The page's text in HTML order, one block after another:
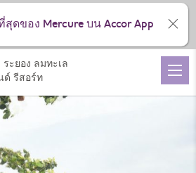
ระยอง ลมทะเล
ด์ รีสอร์ท
ดของ Mercure บน Accor App